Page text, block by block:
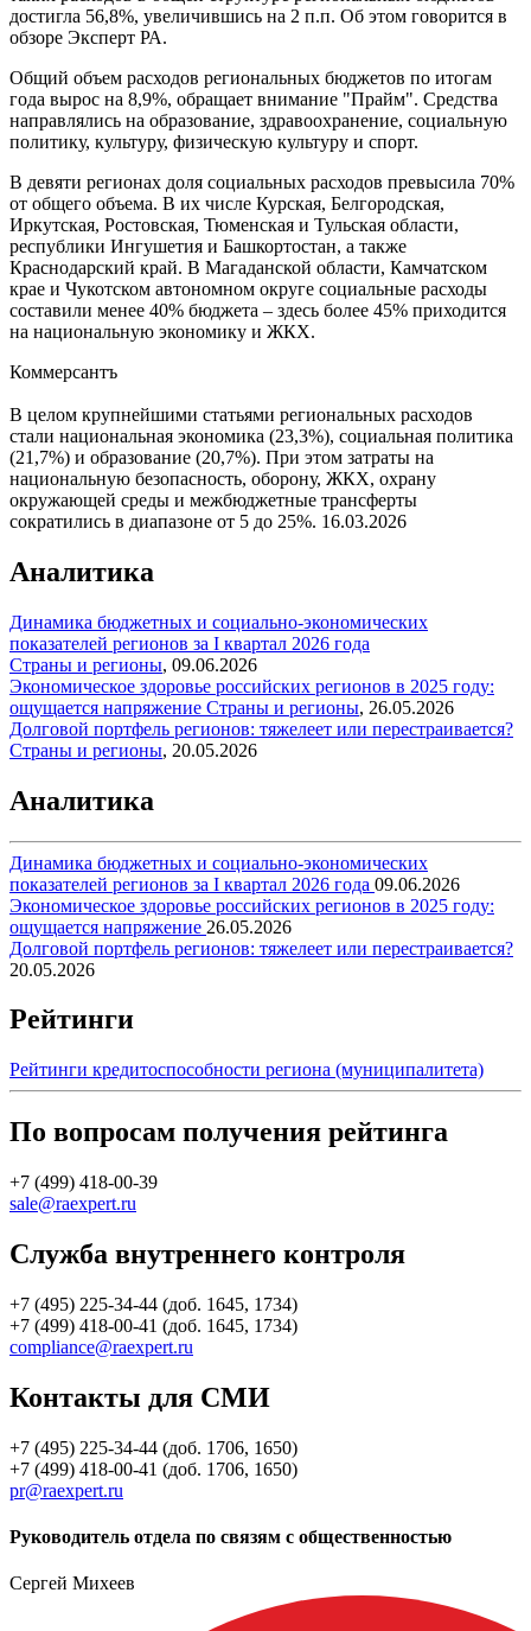
достигла 56,8%, увеличившись на 2 п.п. Об этом говорится в
обзоре Эксперт РА.
Общий объем расходов региональных бюджетов по итогам
года вырос на 8,9%, обращает внимание "Прайм". Средства
направлялись на образование, здравоохранение, социальную
политику, культуру, физическую культуру и спорт.
В девяти регионах доля социальных расходов превысила 70%
от общего объема. В их числе Курская, Белгородская,
Иркутская, Ростовская, Тюменская и Тульская области,
республики Ингушетия и Башкортостан, а также
Краснодарский край. В Магаданской области, Камчатском
крае и Чукотском автономном округе социальные расходы
составили менее 40% бюджета – здесь более 45% приходится
на национальную экономику и ЖКХ.
Коммерсантъ
В целом крупнейшими статьями региональных расходов
стали национальная экономика (23,3%), социальная политика
(21,7%) и образование (20,7%). При этом затраты на
национальную безопасность, оборону, ЖКХ, охрану
окружающей среды и межбюджетные трансферты
сократились в диапазоне от 5 до 25%. 16.03.2026
Аналитика
Динамика бюджетных и социально-экономических
показателей регионов за I квартал 2026 года
Страны и регионы, 09.06.2026
Экономическое здоровье российских регионов в 2025 году:
ощущается напряжение Страны и регионы, 26.05.2026
Долговой портфель регионов: тяжелеет или перестраивается?
Страны и регионы, 20.05.2026
Аналитика
Динамика бюджетных и социально-экономических
показателей регионов за I квартал 2026 года 09.06.2026
Экономическое здоровье российских регионов в 2025 году:
ощущается напряжение 26.05.2026
Долговой портфель регионов: тяжелеет или перестраивается?
20.05.2026
Рейтинги
Рейтинги кредитоспособности региона (муниципалитета)
По вопросам получения рейтинга
+7 (499) 418-00-39
sale@raexpert.ru
Служба внутреннего контроля
+7 (495) 225-34-44 (доб. 1645, 1734)
+7 (499) 418-00-41 (доб. 1645, 1734)
compliance@raexpert.ru
Контакты для СМИ
+7 (495) 225-34-44 (доб. 1706, 1650)
+7 (499) 418-00-41 (доб. 1706, 1650)
pr@raexpert.ru
Руководитель отдела по связям с общественностью
Сергей Михеев